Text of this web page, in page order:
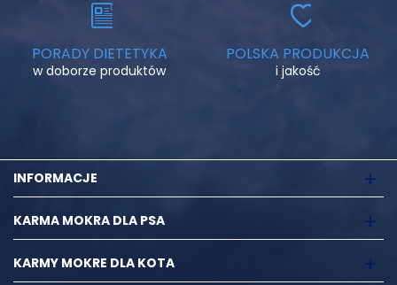
PORADY DIETETYKA
w doborze produktów
POLSKA PRODUKCJA
i jakość
INFORMACJE
KARMA MOKRA DLA PSA
KARMY MOKRE DLA KOTA